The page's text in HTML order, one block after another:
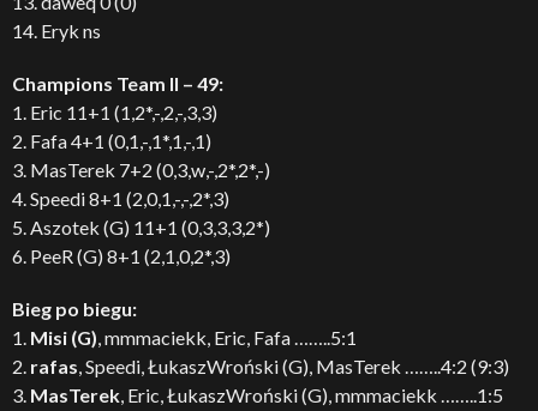
14. Eryk ns
Champions Team II – 49:
1. Eric 11+1 (1,2*,-,2,-,3,3)
2. Fafa 4+1 (0,1,-,1*,1,-,1)
3. MasTerek 7+2 (0,3,w,-,2*,2*,-)
4. Speedi 8+1 (2,0,1,-,-,2*,3)
5. Aszotek (G) 11+1 (0,3,3,3,2*)
6. PeeR (G) 8+1 (2,1,0,2*,3)
Bieg po biegu:
1. Misi (G), mmmaciekk, Eric, Fafa ……..5:1
2. rafas, Speedi, ŁukaszWroński (G), MasTerek ……..4:2 (9:3)
3. MasTerek, Eric, ŁukaszWroński (G), mmmaciekk ……..1:5